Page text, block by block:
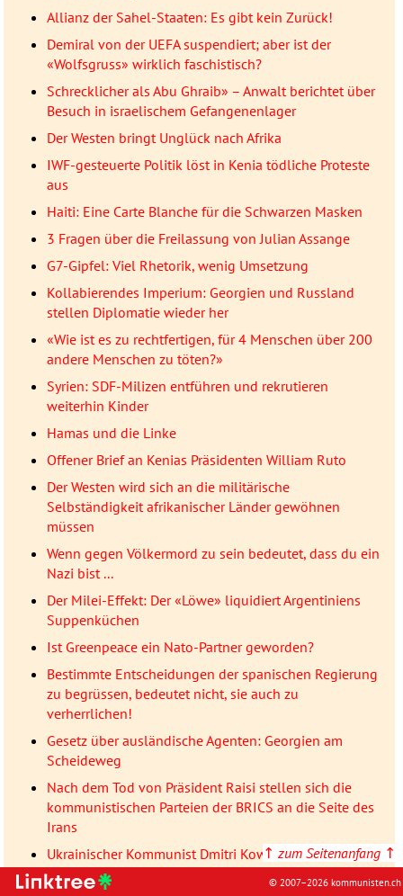
Allianz der Sahel-Staaten: Es gibt kein Zurück!
Demiral von der UEFA suspendiert; aber ist der
«Wolfsgruss» wirklich faschistisch?
Schrecklicher als Abu Ghraib» – Anwalt berichtet über
Besuch in israelischem Gefangenenlager
Der Westen bringt Unglück nach Afrika
IWF-gesteuerte Politik löst in Kenia tödliche Proteste
aus
Haiti: Eine Carte Blanche für die Schwarzen Masken
3 Fragen über die Freilassung von Julian Assange
G7-Gipfel: Viel Rhetorik, wenig Umsetzung
Kollabierendes Imperium: Georgien und Russland
stellen Diplomatie wieder her
«Wie ist es zu rechtfertigen, für 4 Menschen über 200
andere Menschen zu töten?»
Syrien: SDF-Milizen entführen und rekrutieren
weiterhin Kinder
Hamas und die Linke
Offener Brief an Kenias Präsidenten William Ruto
Der Westen wird sich an die militärische
Selbständigkeit afrikanischer Länder gewöhnen
müssen
Wenn gegen Völkermord zu sein bedeutet, dass du ein
Nazi bist ...
Der Milei-Effekt: Der «Löwe» liquidiert Argentiniens
Suppenküchen
Ist Greenpeace ein Nato-Partner geworden?
Bestimmte Entscheidungen der spanischen Regierung
zu begrüssen, bedeutet nicht, sie auch zu
verherrlichen!
Gesetz über ausländische Agenten: Georgien am
Scheideweg
Nach dem Tod von Präsident Raisi stellen sich die
kommunistischen Parteien der BRICS an die Seite des
Irans
Ukrainischer Kommunist Dmitri Kowalewitsch: Die
Ukraine ist zu einem privaten Söldnerunternehmen der
↑ zum Seitenanfang ↑
© 2007–2026 kommunisten.ch